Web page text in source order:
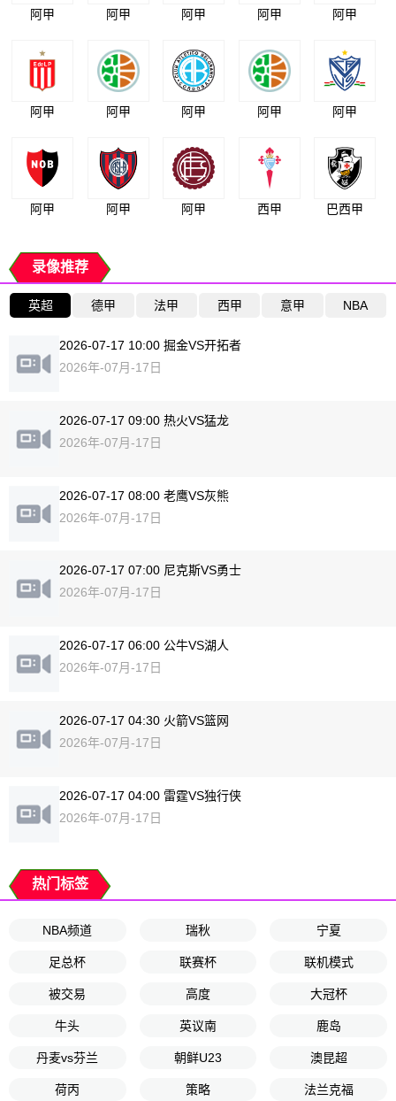
阿甲 阿甲 阿甲 阿甲 阿甲
阿甲 阿甲 阿甲 阿甲 阿甲
阿甲 阿甲 阿甲 西甲 巴西甲
录像推荐
英超 德甲 法甲 西甲 意甲 NBA
2026-07-17 10:00 掘金VS开拓者
2026年-07月-17日
2026-07-17 09:00 热火VS猛龙
2026年-07月-17日
2026-07-17 08:00 老鹰VS灰熊
2026年-07月-17日
2026-07-17 07:00 尼克斯VS勇士
2026年-07月-17日
2026-07-17 06:00 公牛VS湖人
2026年-07月-17日
2026-07-17 04:30 火箭VS篮网
2026年-07月-17日
2026-07-17 04:00 雷霆VS独行侠
2026年-07月-17日
热门标签
NBA频道 瑞秋 宁夏
足总杯 联赛杯 联机模式
被交易 高度 大冠杯
牛头 英议南 鹿岛
丹麦vs芬兰 朝鲜U23 澳昆超
荷丙 策略 法兰克福